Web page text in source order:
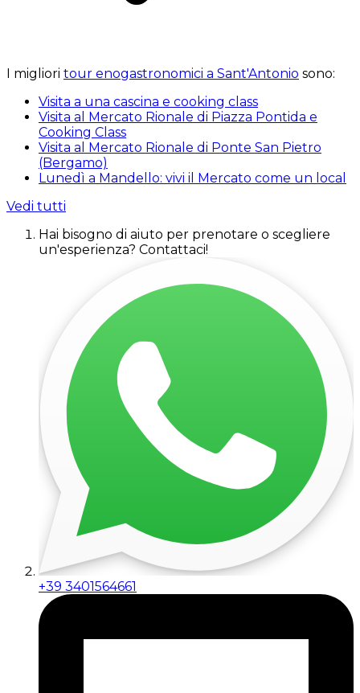
I migliori tour enogastronomici a Sant'Antonio sono:
Visita a una cascina e cooking class
Visita al Mercato Rionale di Piazza Pontida e
Cooking Class
Visita al Mercato Rionale di Ponte San Pietro
(Bergamo)
Lunedì a Mandello: vivi il Mercato come un local
Vedi tutti
Hai bisogno di aiuto per prenotare o scegliere
un'esperienza? Contattaci!
+39 3401564661